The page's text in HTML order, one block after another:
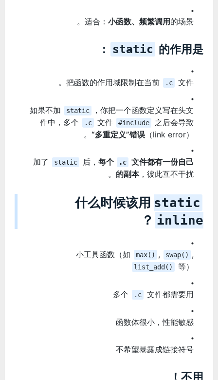
适合： 小函数、频繁调用 的场景。
static 的作用是：
把函数的作用域限制在当前 .c 文件。
如果不加 static
，你把一个函数定义写在头文
件中，多个
.c 文件 #include
之后会导致
“多重定义”错误 （link error）。
加了 static 后， 每个 .c
文件都有一份自己
的副本，彼此互不干扰。
什么时候该用 static
inline
？
小工具函数（如 max() , swap() ,
list_add() 等）
多个 .c 文件都需要用
函数体很小，性能敏感
不希望暴露成链接符号
不用！